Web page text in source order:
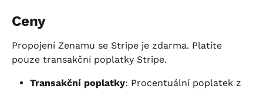
Ceny
Propojení Zenamu se Stripe je zdarma. Platíte
pouze transakční poplatky Stripe.
Transakční poplatky: Procentuální poplatek z